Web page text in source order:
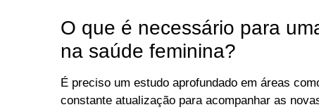
O que é necessário para
na saúde feminina?
É preciso um estudo aprofundado em áreas
constante atualização para acompanhar as